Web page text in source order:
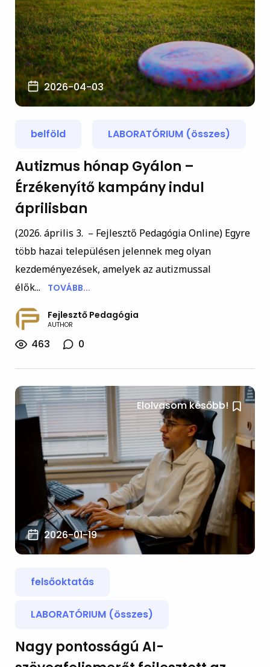
2026-04-03
belföld LABORATÓRIUM (összes)
Autizmus hónap Gyálon –
Érzékenyítő kampány indul
áprilisban
(2026. április 3. – Fejlesztő Pedagógia Online) Egyre
több hazai településen jelennek meg olyan
kezdeményezések, amelyek az autizmussal
élők...
TOVÁBB...
Fejlesztő Pedagógia
AUTHOR
463 0
Elolvasom később!
2026-01-19
felsőoktatás
LABORATÓRIUM (összes)
Nagy pontosságú AI-